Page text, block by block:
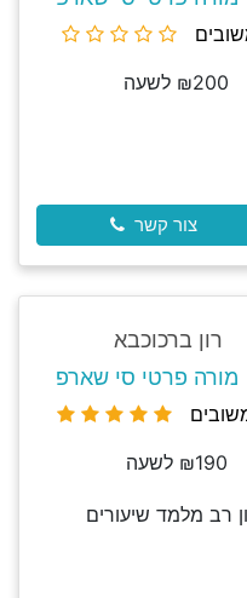
₪200 לשעה
צור קשר
רון ברכוכבא
מורה פרטי סי שארפ
₪190 לשעה
רב מלמד שיעורים